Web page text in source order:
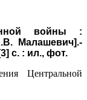
войны :
Малашевич].-
с. : ил., фот.
Центральной